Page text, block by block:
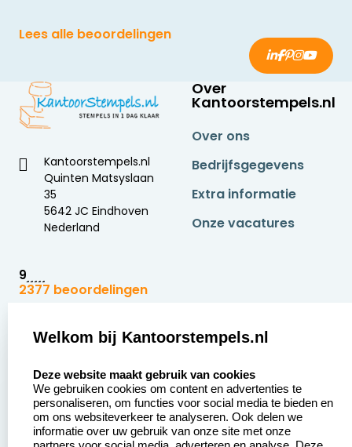
Lees alle beoordelingen
Kantoorstempels.nl
Quinten Matsyslaan
35
5642 JC Eindhoven
Nederland
9
2377 beoordelingen
Over
Kantoorstempels.nl
Over ons
Bedrijfsgegevens
Extra informatie
Onze vacatures
Zakelijk:
Aanvraag op maat
Betaling &
Verzending
Wederverkoper
Klantenservice:
Contact opnemen
Veel gestelde vragen
Retourneren
Welkom bij Kantoorstempels.nl
Deze website maakt gebruik van cookies
We gebruiken cookies om content en advertenties te
personaliseren, om functies voor social media te bieden en
om ons websiteverkeer te analyseren. Ook delen we
informatie over uw gebruik van onze site met onze